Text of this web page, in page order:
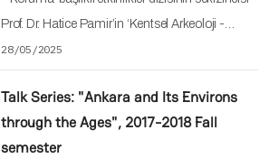
Prof. Dr. Hatice Pamir’in ‘Kentsel Arkeoloji -…
28/05/2025
Talk Series: "Ankara and Its Environs
through the Ages", 2017-2018 Fall
semester